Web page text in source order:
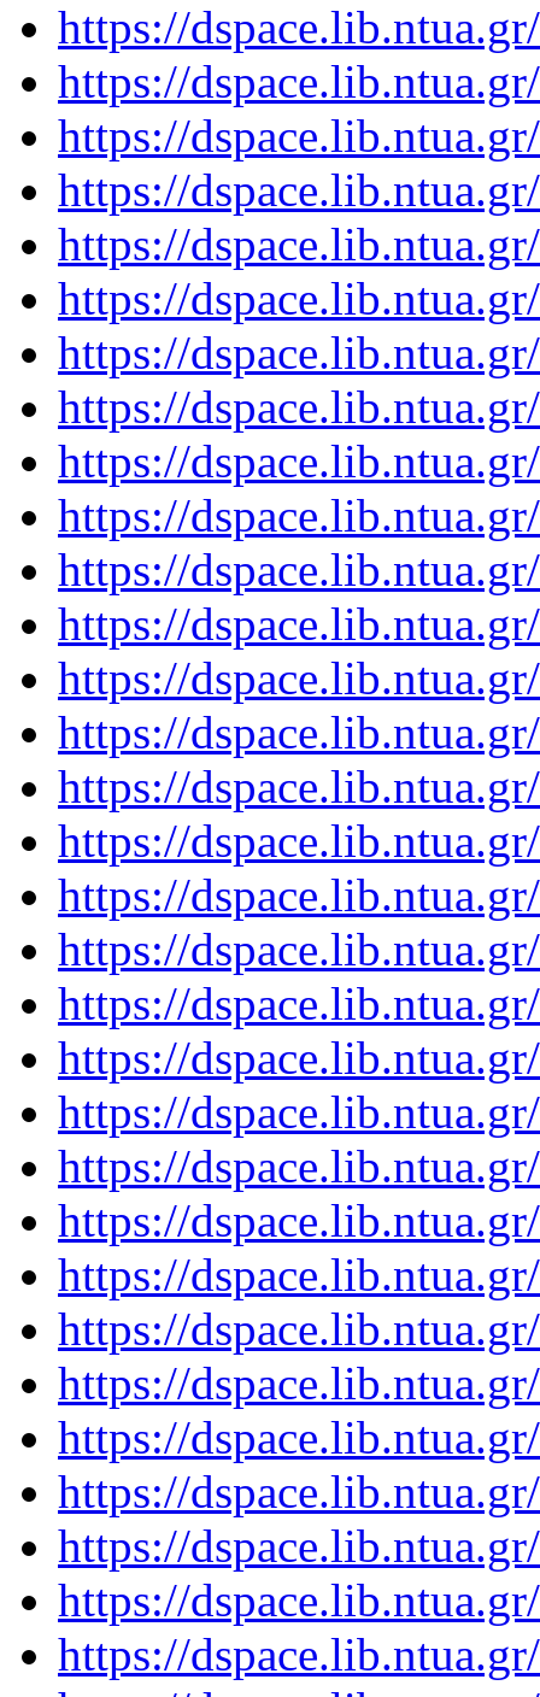
https://
https://
https://
https://
https://
https://
https://
https://
https://
https://
https://
https://
https://
https://
https://
https://
https://
https://
https://
https://
https://
https://
https://
https://
https://
https://
https://
https://
https://
https://
https://